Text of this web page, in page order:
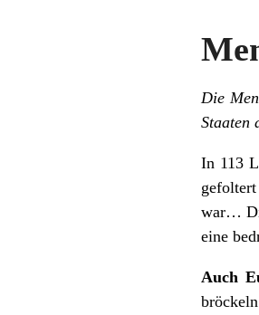
Die
Staaten
In 113
war…
eine
Auch